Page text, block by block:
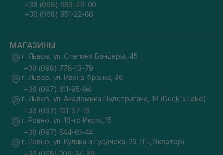
+38 (068) 693-46-00
+38 (068) 951-22-86
МАГАЗИНЫ
г. Львов, ул. Степана Бандеры, 45
+38 (098) 778-13-79
г. Львов, ул. Ивана Франка, 36
+38 (097) 611-95-94
г. Львов, ул. Академика Подстригача, 1В (Duck's Lake)
+38 (097) 101-97-16
г. Ровно, ул. 16-го Июля, 15
+38 (097) 544-61-44
г. Ровно, ул. Кулика и Гудачека, 23 (ТЦ Экватор)
+38 (068) 209-34-88